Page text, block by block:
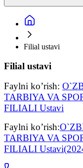
Filial ustavi
Filial ustavi
Faylni ko’rish:
TARBIYA VA
FILIALI Ustavi
Faylni ko’rish:
TARBIYA VA
FILIALI